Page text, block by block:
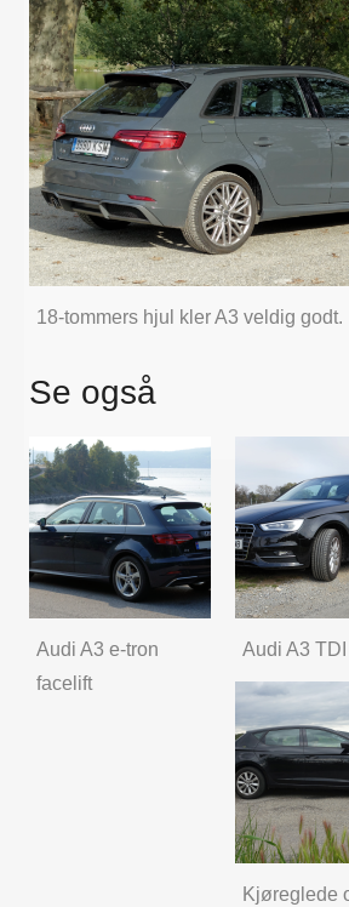
18-tommers hjul kler A3 veldig godt.
Se også
Audi A3 e-tron
facelift
Audi A3
Kjøreglede